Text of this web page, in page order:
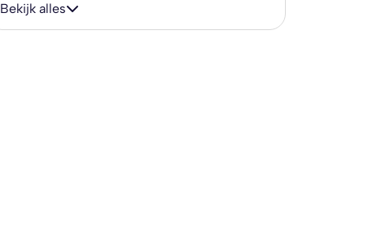
Bekijk alles